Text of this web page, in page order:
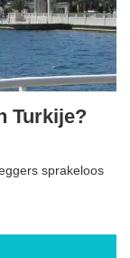
Turkije?
sprakeloos